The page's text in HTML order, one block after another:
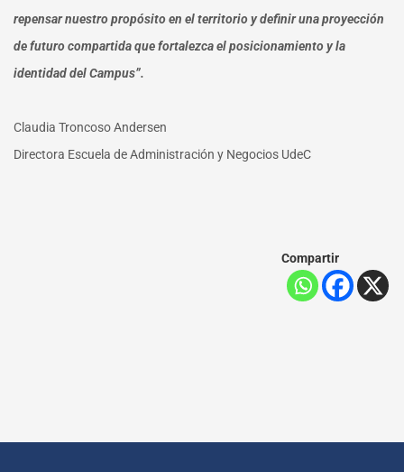
repensar nuestro propósito en el territorio y definir una proyección
de futuro compartida que fortalezca el posicionamiento y la
identidad del Campus”.
Claudia Troncoso Andersen
Directora Escuela de Administración y Negocios UdeC
Compartir